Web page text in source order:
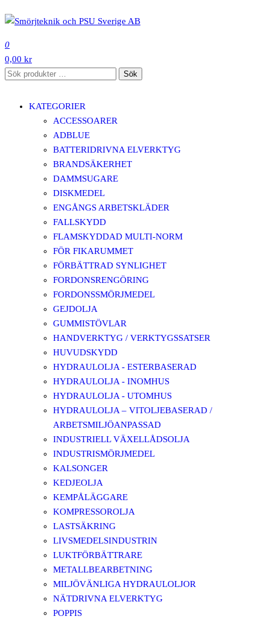
till
innehåll
0
0,00 kr
Sök
Sök
KATEGORIER
ACCESSOARER
ADBLUE
BATTERIDRIVNA ELVERKTYG
BRANDSÄKERHET
DAMMSUGARE
DISKMEDEL
ENGÅNGS ARBETSKLÄDER
FALLSKYDD
FLAMSKYDDAD MULTI-NORM
FÖR FIKARUMMET
FÖRBÄTTRAD SYNLIGHET
FORDONSRENGÖRING
FORDONSSMÖRJMEDEL
GEJDOLJA
GUMMISTÖVLAR
HANDVERKTYG / VERKTYGSSATSER
HUVUDSKYDD
HYDRAULOLJA - ESTERBASERAD
HYDRAULOLJA - INOMHUS
HYDRAULOLJA - UTOMHUS
HYDRAULOLJA – VITOLJEBASERAD /
ARBETSMILJÖANPASSAD
INDUSTRIELL VÄXELLÅDSOLJA
INDUSTRISMÖRJMEDEL
KALSONGER
KEDJEOLJA
KEMPÅLÄGGARE
KOMPRESSOROLJA
LASTSÄKRING
LIVSMEDELSINDUSTRIN
LUKTFÖRBÄTTRARE
METALLBEARBETNING
MILJÖVÄNLIGA HYDRAULOLJOR
NÄTDRIVNA ELVERKTYG
POPPIS